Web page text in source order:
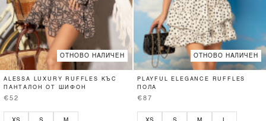
ОТНОВО НАЛИЧЕН
ALESSA LUXURY RUFFLES КЪС
ПАНТАЛОН ОТ ШИФОН
€52
ОТНОВО НАЛИЧЕН
PLAYFUL ELEGANCE RUFFLES
ПОЛА
€87